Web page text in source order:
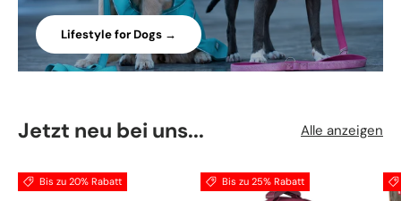
Lifestyle for Dogs →
Jetzt neu bei uns... Alle anzeigen
Bis zu 20% Rabatt Bis zu 25% Rabatt